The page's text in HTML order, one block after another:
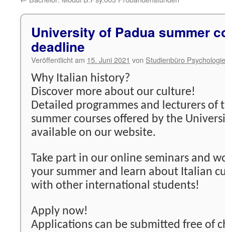
University of Padua summer
deadline
Veröffentlicht am 15. Juni 2021 von Studienbüro Psychologie
Why Italian history?
Discover more about our culture!
Detailed programmes and lecturers of
summer courses offered by the
available on our website.
Take part in our online seminars and
your summer and learn about Italian
with other international students!
Apply now!
Applications can be submitted free of